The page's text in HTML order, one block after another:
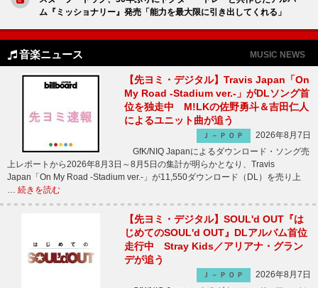
ム『ミッショナリー』発売「能力を最大限に引き出してくれる」
音楽ニュース MUSIC NEWS
【先ヨミ・デジタル】Travis Japan「On
My Road -Stadium ver.-」がDLソング首
位を独走中 M!LKの佐野勇斗＆吉田仁人
によるユニット曲が追う
Ｊ－ＰＯＰ
2026年8月7日
GfK/NIQ Japanによるダウンロード・ソング売
上レポートから2026年8月3日～8月5日の集計が明らかとなり、Travis
Japan「On My Road -Stadium ver.-」が11,550ダウンロード（DL）を売り上
… 続きを読む
【先ヨミ・デジタル】SOUL'd OUT『は
じめてのSOUL'd OUT』DLアルバム首位
走行中 Stray Kids／アリアナ・グラン
デが追う
Ｊ－ＰＯＰ
2026年8月7日